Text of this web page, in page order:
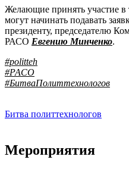
Желающие принять участие
могут начинать подавать
президенту, председателю
РАСО Евгению Минченко.
#politteh
#РАСО
#БитваПолиттехнологов
Битва политтехнологов
Мероприятия